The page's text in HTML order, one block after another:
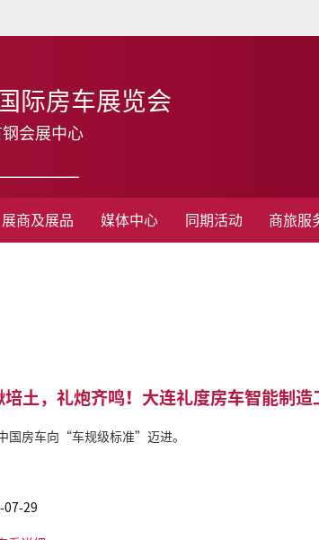
际房车展览会
会展中心
展商及展品 媒体中心 同期活动 商旅服
培土，礼炮齐鸣！大连礼度房车智能制
国房车向“车规级标准”迈进。
07-29